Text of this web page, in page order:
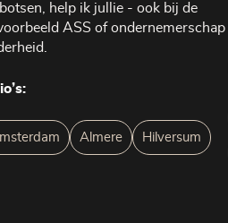
help ik jullie - ook bij de
ASS of ondernemerschap
Almere Hilversum